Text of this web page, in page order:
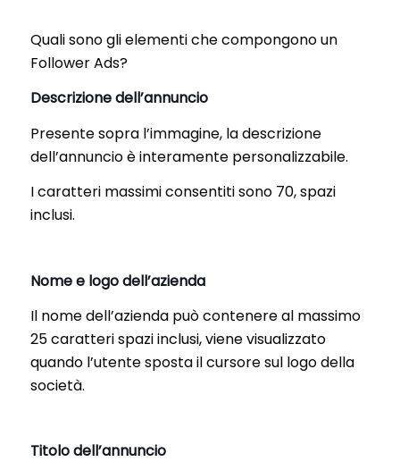
Quali sono gli elementi che compongono un
Follower Ads?
Descrizione dell’annuncio
Presente sopra l’immagine, la descrizione
dell’annuncio è interamente personalizzabile.
I caratteri massimi consentiti sono 70, spazi
inclusi.
Nome e logo dell’azienda
Il nome dell’azienda può contenere al massimo
25 caratteri spazi inclusi, viene visualizzato
quando l’utente sposta il cursore sul logo della
società.
Titolo dell’annuncio